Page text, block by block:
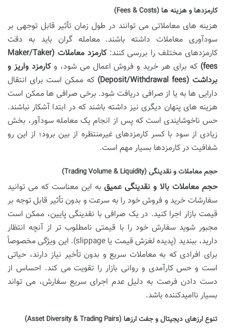
کارمزدها و هزینه ها (Fees & Costs)
هزینه های معاملاتی می توانند در طول زمان تأثیر قابل توجهی بر
سودآوری معاملات داشته باشند. معامله گران باید به دقت
کارمزدهای مختلف را بررسی کنند:
کارمزد معاملات (Maker/Taker
fees) که برای هر خرید و فروش اعمال می شود، وکارمزد واریز و
برداشت (Deposit/Withdrawal fees)
که ممکن است برای انتقال
دارایی ها به یا از صرافی دریافت شود. برخی صرافی ها ممکن است
هزینه های پنهان دیگری نیز داشته باشند که در ابتدا آشکار نباشند.
حس ناخوشایندی است که پس از انجام یک معامله سودآور، بخش
زیادی از سود با کسر کارمزدهای غیرمنتظره از بین برود؛ از این رو
شفافیت در کارمزدها بسیار مهم است.
حجم معاملات و نقدینگی (Trading Volume & Liquidity)
حجم معاملات بالا و نقدینگی عمیق به این معناست که می توانید
سفارشات خرید و فروش خود را به سرعت و بدون تأثیر قابل توجه بر
قیمت بازار اجرا کنید. در یک صرافی با نقدینگی پایین، ممکن است
مجبور شوید سفارش خود را با قیمتی نامطلوب تر از آنچه انتظار
دارید، ببندید (پدیده لغزش قیمت یا slippage). این ویژگی مخصوصاً
برای افرادی که به معاملات سریع و بدون تأخیر نیاز دارند، حیاتی
است و حس کارآمدی و روانی بازار را تقویت می کند. احساس از
دست دادن فرصت به دلیل عدم اجرای سریع سفارش، می تواند
بسیار ناامیدکننده باشد.
تنوع ارزهای دیجیتال و جفت ارزها (Asset Diversity & Trading Pairs)